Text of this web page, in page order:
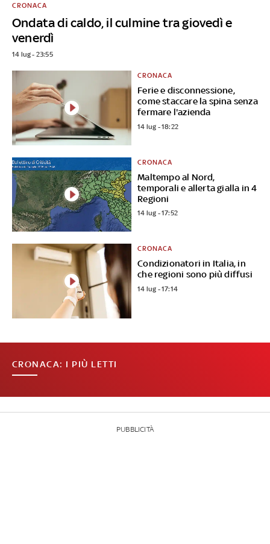
Ondata di caldo, il culmine tra giovedì e
venerdì
CRONACA
14 lug - 23:55
Ferie e disconnessione,
come staccare la spina senza
fermare l'azienda
CRONACA
14 lug - 18:22
Maltempo al Nord,
temporali e allerta gialla in 4
Regioni
CRONACA
14 lug - 17:52
Condizionatori in Italia, in
che regioni sono più diffusi
CRONACA
14 lug - 17:14
CRONACA: I PIÙ LETTI
PUBBLICITÀ